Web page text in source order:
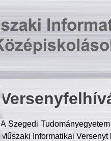
A Szegedi
Műszaki Informatikai